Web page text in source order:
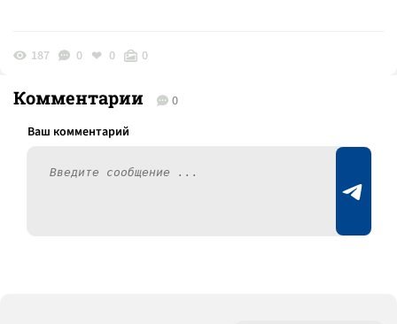
187 0 0 0
Комментарии 0